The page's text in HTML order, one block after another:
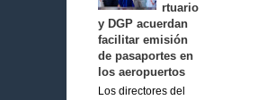
rtuario
y DGP acuerdan
facilitar emisión
de pasaportes en
los aeropuertos
Los directores del